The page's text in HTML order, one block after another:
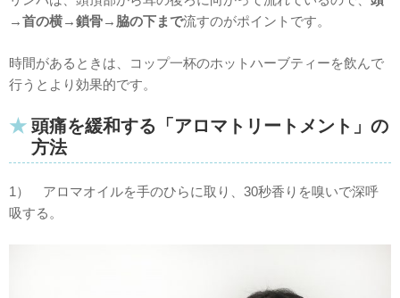
→首の横→鎖骨→脇の下まで流すのがポイントです。
時間があるときは、コップ一杯のホットハーブティーを飲んで
行うとより効果的です。
頭痛を緩和する「アロマトリートメント」の
方法
1） アロマオイルを手のひらに取り、30秒香りを嗅いで深呼
吸する。